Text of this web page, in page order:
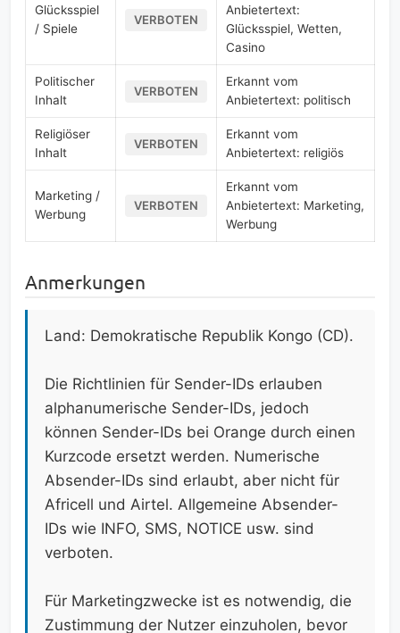
Glücksspiel
/ Spiele
VERBOTEN
Anbietertext:
Glücksspiel, Wetten,
Casino
Politischer
Inhalt
VERBOTEN
Erkannt vom
Anbietertext: politisch
Religiöser
Inhalt
VERBOTEN
Erkannt vom
Anbietertext: religiös
Marketing /
Werbung
VERBOTEN
Erkannt vom
Anbietertext: Marketing,
Werbung
Anmerkungen
Land: Demokratische Republik Kongo (CD).
Die Richtlinien für Sender-IDs erlauben
alphanumerische Sender-IDs, jedoch
können Sender-IDs bei Orange durch einen
Kurzcode ersetzt werden. Numerische
Absender-IDs sind erlaubt, aber nicht für
Africell und Airtel. Allgemeine Absender-
IDs wie INFO, SMS, NOTICE usw. sind
verboten.
Für Marketingzwecke ist es notwendig, die
Zustimmung der Nutzer einzuholen, bevor